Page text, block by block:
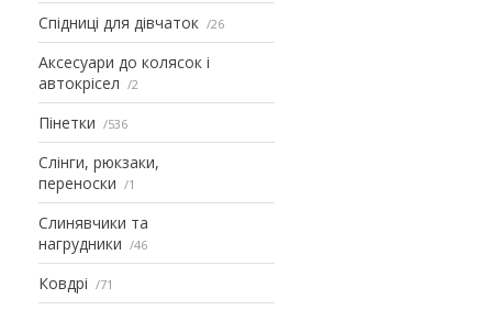
Спідниці для дівчаток 26
Аксесуари до колясок і
автокрісел
2
Пінетки 536
Слінги, рюкзаки,
переноски
1
Слинявчики та
нагрудники
46
Ковдрі 71